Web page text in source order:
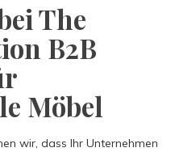
The
B2B
Möbel
wir, dass Ihr Unternehmen